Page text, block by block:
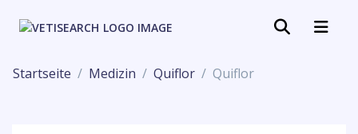
Startseite Medizin Quiflor Quiflor